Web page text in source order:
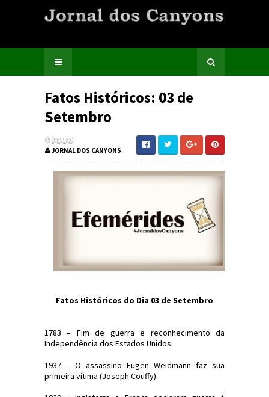
Fatos Históricos: 03 de
Setembro
00:55:00
JORNAL DOS CANYONS
Fatos Históricos do Dia 03 de Setembro
1783 – Fim de guerra e reconhecimento da
Independência dos Estados Unidos.
1937 – O assassino Eugen Weidmann faz sua
primeira vítima (Joseph Couffy).